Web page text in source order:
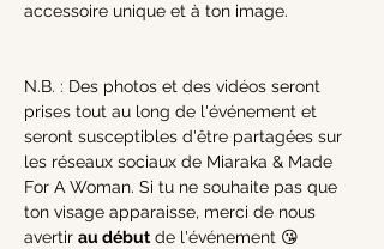
accessoire unique et à ton image.
N.B. : Des photos et des vidéos seront
prises tout au long de l'événement et
seront susceptibles d'être partagées sur
les réseaux sociaux de Miaraka & Made
For A Woman. Si tu ne souhaite pas que
ton visage apparaisse, merci de nous
avertir au début de l'événement 😘